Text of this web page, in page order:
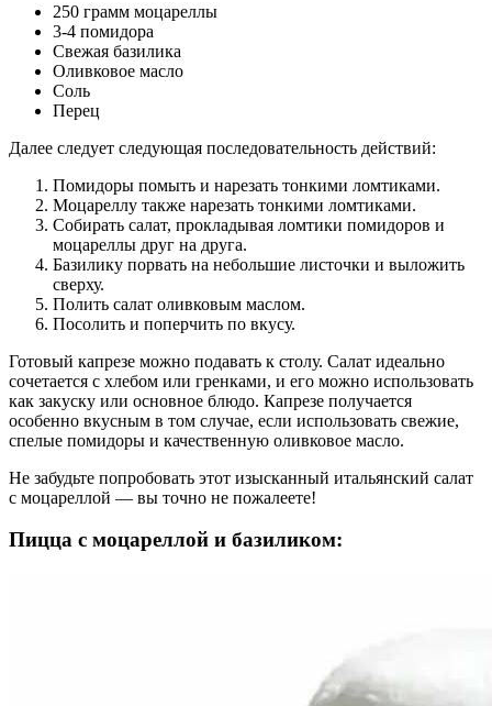
250 грамм моцареллы
3-4 помидора
Свежая базилика
Оливковое масло
Соль
Перец
Далее следует следующая последовательность действий:
Помидоры помыть и нарезать тонкими ломтиками.
Моцареллу также нарезать тонкими ломтиками.
Собирать салат, прокладывая ломтики помидоров и
моцареллы друг на друга.
Базилику порвать на небольшие листочки и выложить
сверху.
Полить салат оливковым маслом.
Посолить и поперчить по вкусу.
Готовый капрезе можно подавать к столу. Салат идеально
сочетается с хлебом или гренками, и его можно использовать
как закуску или основное блюдо. Капрезе получается
особенно вкусным в том случае, если использовать свежие,
спелые помидоры и качественную оливковое масло.
Не забудьте попробовать этот изысканный итальянский салат
с моцареллой — вы точно не пожалеете!
Пицца с моцареллой и базиликом: